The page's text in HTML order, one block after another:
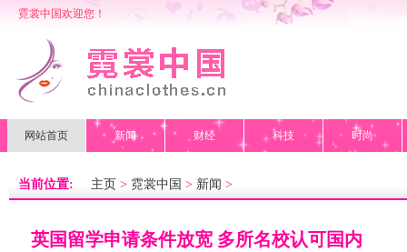
霓裳中国欢迎您！
网站首页 新闻 财经 科技 时尚
当前位置: 主页 > 霓裳中国 > 新闻 >
英国留学申请条件放宽 多所名校认可国内